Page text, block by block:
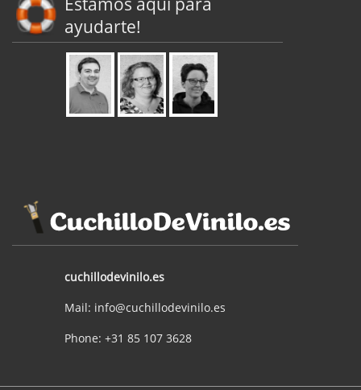
ayudarte!
cuchillodevinilo.es
Mail: info@cuchillodevinilo.es
Phone: +31 85 107 3628